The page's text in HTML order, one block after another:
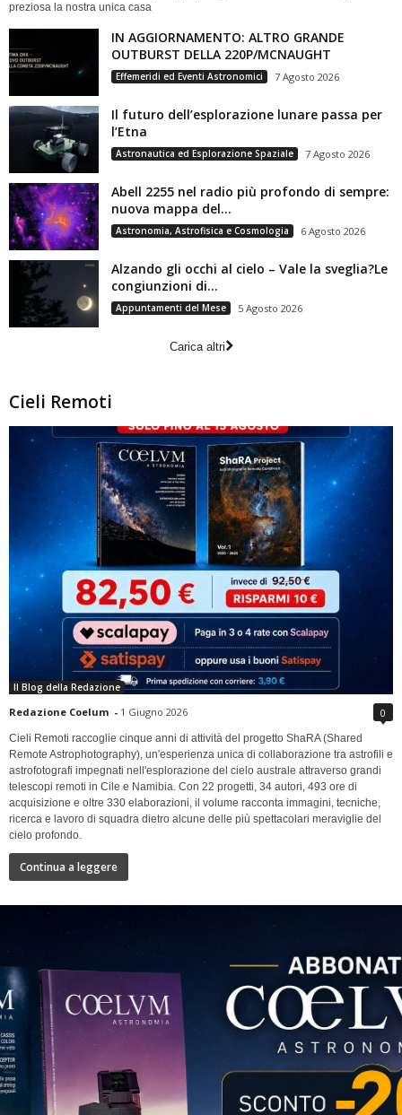
preziosa la nostra unica casa
IN AGGIORNAMENTO: ALTRO GRANDE
OUTBURST DELLA 220P/MCNAUGHT
Effemeridi ed Eventi Astronomici 7 Agosto 2026
Il futuro dell’esplorazione lunare passa per
l’Etna
Astronautica ed Esplorazione Spaziale 7 Agosto 2026
Abell 2255 nel radio più profondo di sempre:
nuova mappa del...
Astronomia, Astrofisica e Cosmologia 6 Agosto 2026
Alzando gli occhi al cielo – Vale la sveglia?Le
congiunzioni di...
Appuntamenti del Mese 5 Agosto 2026
Carica altri
Cieli Remoti
Il Blog della Redazione
Redazione Coelum - 1 Giugno 2026 0
Cieli Remoti raccoglie cinque anni di attività del progetto ShaRA (Shared
Remote Astrophotography), un'esperienza unica di collaborazione tra astrofili e
astrofotografi impegnati nell'esplorazione del cielo australe attraverso grandi
telescopi remoti in Cile e Namibia. Con 22 progetti, 34 autori, 493 ore di
acquisizione e oltre 330 elaborazioni, il volume racconta immagini, tecniche,
ricerca e lavoro di squadra dietro alcune delle più spettacolari meraviglie del
cielo profondo.
Continua a leggere